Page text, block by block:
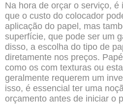
Na hora de orçar o serviço, é
que o custo do colocador
aplicação do papel, mas
superfície, que pode ser um
disso, a escolha do tipo de
diretamente nos preços.
como os com texturas ou
geralmente requerem um
isso, é essencial ter uma
orçamento antes de iniciar o